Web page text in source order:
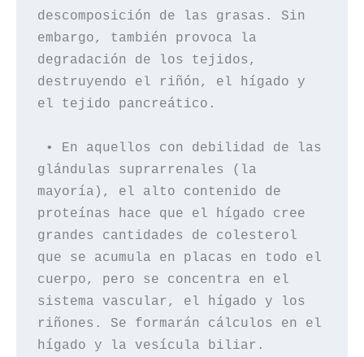
descomposición de las grasas. Sin
embargo, también provoca la
degradación de los tejidos,
destruyendo el riñón, el hígado y
el tejido pancreático.
glándulas suprarrenales (la
mayoría), el alto contenido de
proteínas hace que el hígado cree
grandes cantidades de colesterol
que se acumula en placas en todo el
cuerpo, pero se concentra en el
sistema vascular, el hígado y los
riñones. Se formarán cálculos en el
hígado y la vesícula biliar.